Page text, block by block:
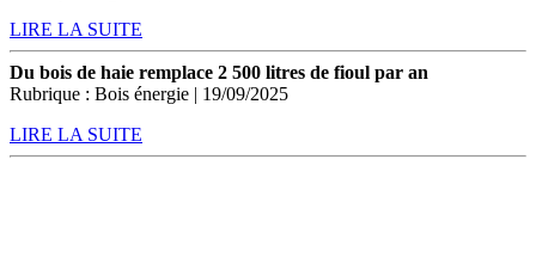
LIRE LA SUITE
Du bois de haie remplace 2 500 litres de fioul par an
Rubrique : Bois énergie | 19/09/2025
LIRE LA SUITE